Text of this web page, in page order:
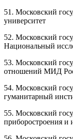
51. Московский
университет
52. Московский
Национальный
53. Московский
отношений МИД
54. Московский
гуманитарный
55. Московский
приборостроения и